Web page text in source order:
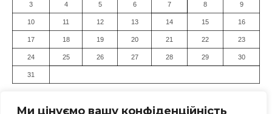
Ми цінуємо вашу конфіденційність
3 4 5 6 7 8 9
10 11 12 13 14 15 16
17 18 19 20 21 22 23
24 25 26 27 28 29 30
31